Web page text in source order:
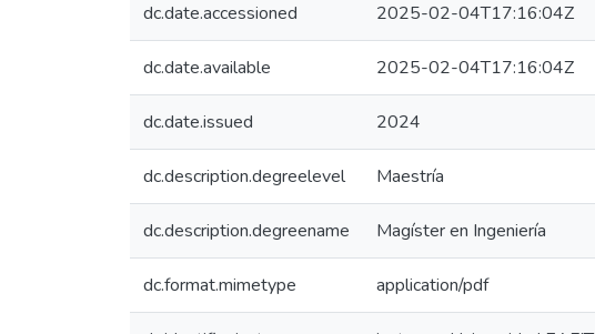
dc.date.accessioned 2025-02-04T17:16:04Z
dc.date.available 2025-02-04T17:16:04Z
dc.date.issued 2024
dc.description.degreelevel Maestría
dc.description.degreename Magíster en Ingeniería
dc.format.mimetype application/pdf